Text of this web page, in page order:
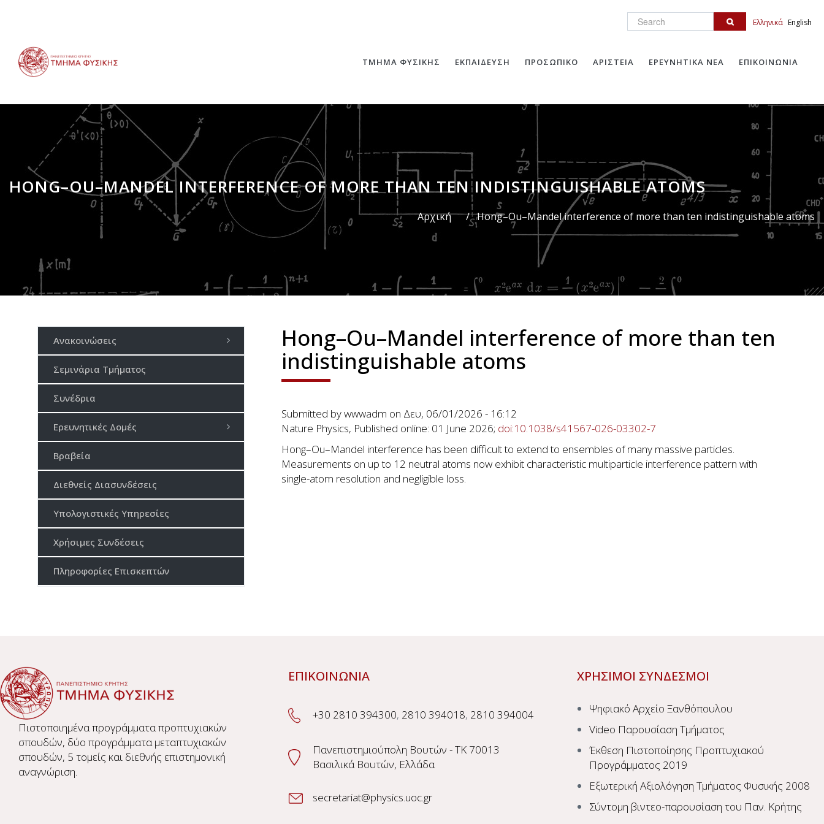
κυρίως
περιεχόμενο
Search Ελληνικά English
ΤΜΗΜΑ ΦΥΣΙΚΗΣ ΕΚΠΑΙΔΕΥΣΗ ΠΡΟΣΩΠΙΚΟ ΑΡΙΣΤΕΙΑ ΕΡΕΥΝΗΤΙΚΑ ΝΕΑ ΕΠΙΚΟΙΝΩΝΙΑ
HONG–OU–MANDEL INTERFERENCE OF MORE THAN TEN INDISTINGUISHABLE ATOMS
Breadcrumb
Αρχική / Hong–Ou–Mandel interference of more than ten indistinguishable atoms
Hong–Ou–Mandel interference of more than ten
indistinguishable atoms
Submitted bywwwadm on Δευ, 06/01/2026 - 16:12
Nature Physics, Published online: 01 June 2026; doi:10.1038/s41567-026-03302-7
Hong–Ou–Mandel interference has been difficult to extend to ensembles of many massive particles.
Measurements on up to 12 neutral atoms now exhibit characteristic multiparticle interference pattern with
single-atom resolution and negligible loss.
Ανακοινώσεις
Σεμινάρια Τμήματος
Συνέδρια
Ερευνητικές Δομές
Βραβεία
Διεθνείς Διασυνδέσεις
Υπολογιστικές Υπηρεσίες
Χρήσιμες Συνδέσεις
Πληροφορίες Επισκεπτών
Πιστοποιημένα προγράμματα προπτυχιακών
σπουδών, δύο προγράμματα μεταπτυχιακών
σπουδών, 5 τομείς και διεθνής επιστημονική
αναγνώριση.
ΕΠΙΚΟΙΝΩΝΙΑ
+30 2810 394300, 2810 394018, 2810 394004
Πανεπιστημιούπολη Βουτών - TK 70013
Βασιλικά Βουτών, Ελλάδα
secretariat@physics.uoc.gr
ΧΡΗΣΙΜΟΙ ΣΥΝΔΕΣΜΟΙ
Ψηφιακό Αρχείο Ξανθόπουλου
Video Παρουσίαση Τμήματος
Έκθεση Πιστοποίησης Προπτυχιακού
Προγράμματος 2019
Εξωτερική Αξιολόγηση Τμήματος Φυσικής 2008
Σύντομη βιντεο-παρουσίαση του Παν. Κρήτης